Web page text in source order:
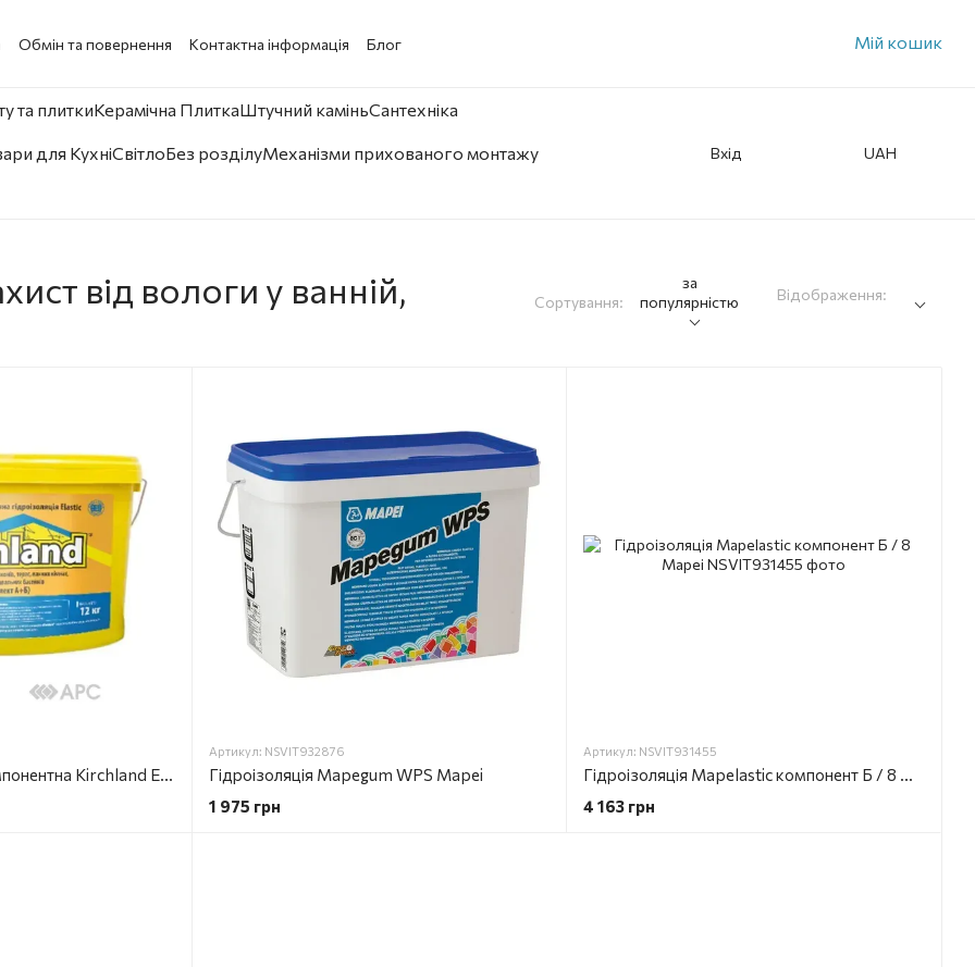
Обмін та повернення Контактна інформація Блог Мій кошик
та плиткиКерамічна ПлиткаШтучний каміньСантехніка
для КухніСвітлоБез розділуМеханізми прихованого монтажу Вхід UAH
від вологи у ванній,
Сортування:
за
популярністю
Відображення:
Гідроізоляція двокомпонентна Kirchland Elasttic 12 кг
Артикул: NSVIT932876
Гідроізоляція Mapegum WPS Mapei
1 975 грн
Артикул: NSVIT931455
Гідроізоляція Mapelastic компонент Б / 8 Mapei
4 163 грн